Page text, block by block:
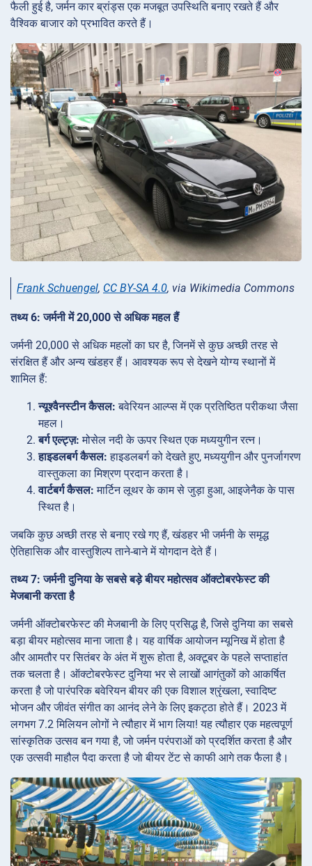
फैली हुई है, जर्मन कार ब्रांड्स एक मजबूत उपस्थिति बनाए रखते हैं और
वैश्विक बाजार को प्रभावित करते हैं।
Frank Schuengel, CC BY-SA 4.0, via Wikimedia Commons
तथ्य 6: जर्मनी में 20,000 से अधिक महल हैं
जर्मनी 20,000 से अधिक महलों का घर है, जिनमें से कुछ अच्छी तरह से
संरक्षित हैं और अन्य खंडहर हैं। आवश्यक रूप से देखने योग्य स्थानों में
शामिल हैं:
न्यूश्वैनस्टीन कैसल: बवेरियन आल्प्स में एक प्रतिष्ठित परीकथा जैसा
महल।
बर्ग एल्ट्ज़: मोसेल नदी के ऊपर स्थित एक मध्ययुगीन रत्न।
हाइडलबर्ग कैसल: हाइडलबर्ग को देखते हुए, मध्ययुगीन और पुनर्जागरण
वास्तुकला का मिश्रण प्रदान करता है।
वार्टबर्ग कैसल: मार्टिन लूथर के काम से जुड़ा हुआ, आइजेनैक के पास
स्थित है।
जबकि कुछ अच्छी तरह से बनाए रखे गए हैं, खंडहर भी जर्मनी के समृद्ध
ऐतिहासिक और वास्तुशिल्प ताने-बाने में योगदान देते हैं।
तथ्य 7: जर्मनी दुनिया के सबसे बड़े बीयर महोत्सव ऑक्टोबरफेस्ट की
मेजबानी करता है
जर्मनी ऑक्टोबरफेस्ट की मेजबानी के लिए प्रसिद्ध है, जिसे दुनिया का सबसे
बड़ा बीयर महोत्सव माना जाता है। यह वार्षिक आयोजन म्यूनिख में होता है
और आमतौर पर सितंबर के अंत में शुरू होता है, अक्टूबर के पहले सप्ताहांत
तक चलता है। ऑक्टोबरफेस्ट दुनिया भर से लाखों आगंतुकों को आकर्षित
करता है जो पारंपरिक बवेरियन बीयर की एक विशाल श्रृंखला, स्वादिष्ट
भोजन और जीवंत संगीत का आनंद लेने के लिए इकट्ठा होते हैं। 2023 में
लगभग 7.2 मिलियन लोगों ने त्यौहार में भाग लिया! यह त्यौहार एक महत्वपूर्ण
सांस्कृतिक उत्सव बन गया है, जो जर्मन परंपराओं को प्रदर्शित करता है और
एक उत्सवी माहौल पैदा करता है जो बीयर टेंट से काफी आगे तक फैला है।